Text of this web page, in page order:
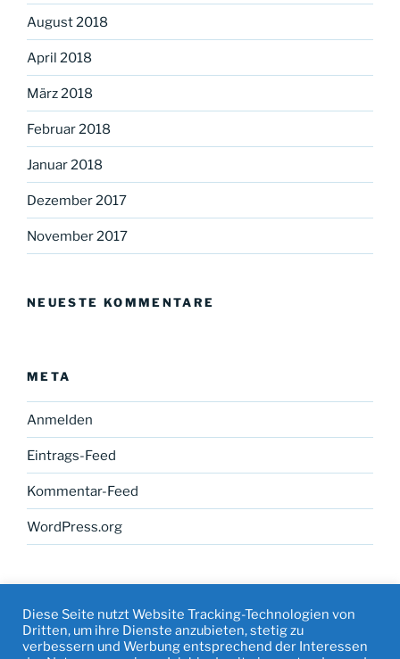
August 2018
April 2018
März 2018
Februar 2018
Januar 2018
Dezember 2017
November 2017
NEUESTE KOMMENTARE
META
Anmelden
Eintrags-Feed
Kommentar-Feed
WordPress.org
FacebookInstagramMail Datenschutz
Diese Seite nutzt Website Tracking-Technologien von
Dritten, um ihre Dienste anzubieten, stetig zu
verbessern und Werbung entsprechend der Interessen